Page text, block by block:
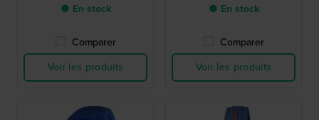
● En stock
Comparer
Voir les produits
● En stock
Comparer
Voir les produits